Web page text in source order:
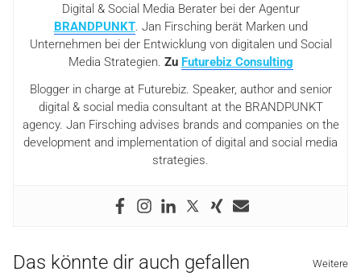
Digital & Social Media Berater bei der Agentur
BRANDPUNKT. Jan Firsching berät Marken und
Unternehmen bei der Entwicklung von digitalen und Social
Media Strategien. Zu Futurebiz Consulting
Blogger in charge at Futurebiz. Speaker, author and senior
digital & social media consultant at the BRANDPUNKT
agency. Jan Firsching advises brands and companies on the
development and implementation of digital and social media
strategies.
Das könnte dir auch gefallen Weitere